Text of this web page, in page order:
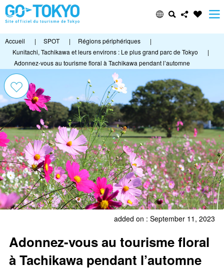
Accueil | SPOT | Régions périphériques
|
Kunitachi, Tachikawa et leurs environs : Le plus grand parc de Tokyo
|
Adonnez-vous au tourisme floral à Tachikawa pendant l’automne
added on : September 11, 2023
Adonnez-vous au tourisme floral
à Tachikawa pendant l’automne